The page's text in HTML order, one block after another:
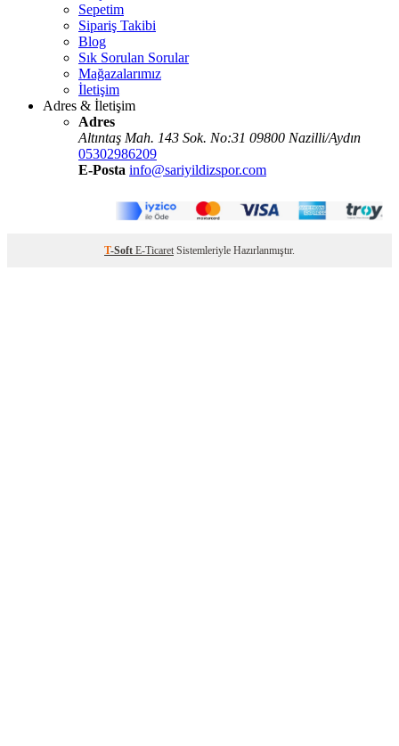
Sepetim
Sipariş Takibi
Blog
Sık Sorulan Sorular
Mağazalarımız
İletişim
Adres & İletişim
Adres
Altıntaş Mah. 143 Sok. No:31 09800 Nazilli/Aydın
05302986209
E-Posta info@sariyildizspor.com
T-Soft E-Ticaret Sistemleriyle Hazırlanmıştır.